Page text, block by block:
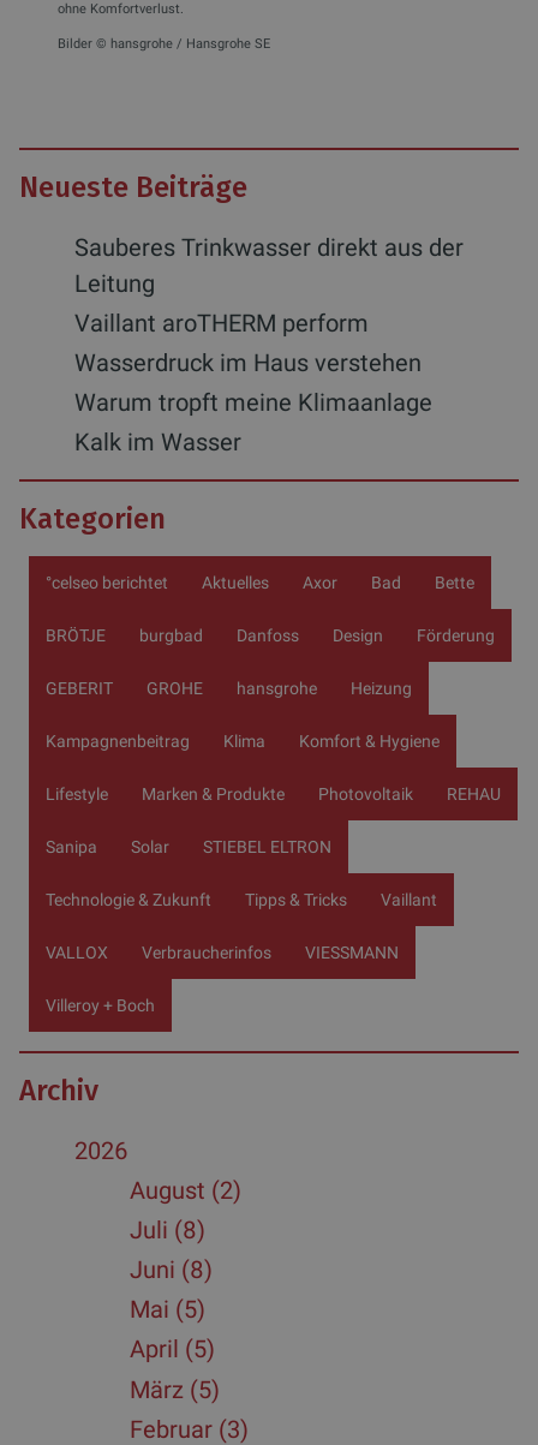
ohne Komfortverlust.
Bilder © hansgrohe / Hansgrohe SE
Neueste Beiträge
Sauberes Trinkwasser direkt aus der
Leitung
Vaillant aroTHERM perform
Wasserdruck im Haus verstehen
Warum tropft meine Klimaanlage
Kalk im Wasser
Kategorien
°celseo berichtet Aktuelles Axor Bad Bette
BRÖTJE burgbad Danfoss Design Förderung
GEBERIT GROHE hansgrohe Heizung
Kampagnenbeitrag Klima Komfort & Hygiene
Lifestyle Marken & Produkte Photovoltaik REHAU
Sanipa Solar STIEBEL ELTRON
Technologie & Zukunft Tipps & Tricks Vaillant
VALLOX Verbraucherinfos VIESSMANN
Villeroy + Boch
Archiv
2026
August (2)
Juli (8)
Juni (8)
Mai (5)
April (5)
März (5)
Februar (3)